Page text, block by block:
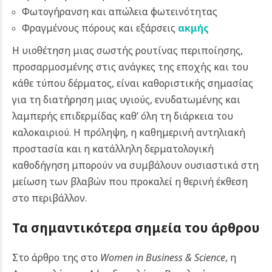
Φωτογήρανση και απώλεια φωτεινότητας
Φραγμένους πόρους και εξάρσεις ακμής
Η υιοθέτηση μιας σωστής ρουτίνας περιποίησης,
προσαρμοσμένης στις ανάγκες της εποχής και του
κάθε τύπου δέρματος, είναι καθοριστικής σημασίας
για τη διατήρηση μιας υγιούς, ενυδατωμένης και
λαμπερής επιδερμίδας καθ’ όλη τη διάρκεια του
καλοκαιριού. Η πρόληψη, η καθημερινή αντηλιακή
προστασία και η κατάλληλη δερματολογική
καθοδήγηση μπορούν να συμβάλουν ουσιαστικά στη
μείωση των βλαβών που προκαλεί η θερινή έκθεση
στο περιβάλλον.
Τα σημαντικότερα σημεία του άρθρου
Στο άρθρο της στο Women in Business & Science, η